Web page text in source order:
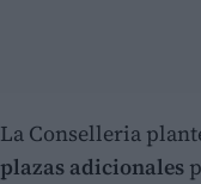
La Conselleria
plazas adicionales